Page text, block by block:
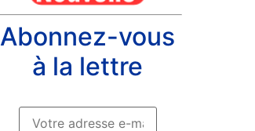
Abonnez-vous
à la lettre